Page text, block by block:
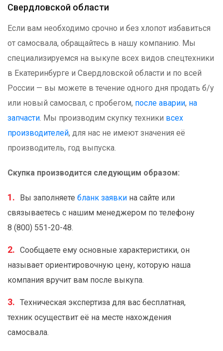
Свердловской области
Если вам необходимо срочно и без хлопот избавиться
от самосвала, обращайтесь в нашу компанию. Мы
специализируемся на выкупе всех видов спецтехники
в Екатеринбурге и Свердловской области и по всей
России — вы можете в течение одного дня продать б/у
или новый самосвал, с пробегом, после аварии, на
запчасти. Мы производим скупку техники всех
производителей, для нас не имеют значения её
производитель, год выпуска.
Скупка производится следующим образом:
Вы заполняете бланк заявки на сайте или
связываетесь с нашим менеджером по телефону
8 (800) 551-20-48.
Сообщаете ему основные характеристики, он
называет ориентировочную цену, которую наша
компания вручит вам после выкупа.
Техническая экспертиза для вас бесплатная,
техник осуществит её на месте нахождения
самосвала.